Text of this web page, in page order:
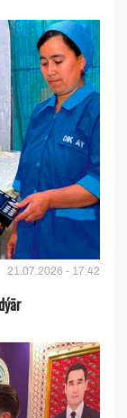
21.07.2026 - 17:42